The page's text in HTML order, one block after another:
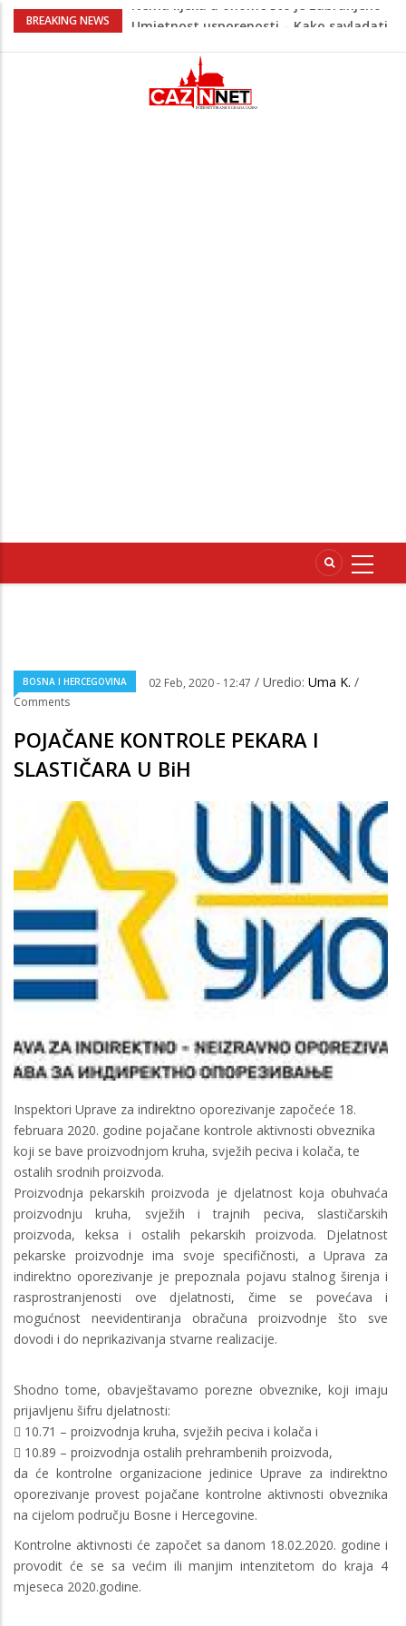
BREAKING NEWS
Umjetnost usporenosti – Kako savladati
Maloljetnik u policijskoj stanici napao
policajca i oštetio vrata
Razmišljate koji automobil kupiti? Nova
BOSNA I HERCEGOVINA 02 Feb, 2020 - 12:47 / Uredio: Uma K. /
Comments
POJAČANE KONTROLE PEKARA I
SLASTIČARA U BiH
Inspektori Uprave za indirektno oporezivanje započeće 18.
februara 2020. godine pojačane kontrole aktivnosti obveznika
koji se bave proizvodnjom kruha, svježih peciva i kolača, te
ostalih srodnih proizvoda.
Proizvodnja pekarskih proizvoda je djelatnost koja obuhvaća
proizvodnju kruha, svježih i trajnih peciva, slastičarskih
proizvoda, keksa i ostalih pekarskih proizvoda. Djelatnost
pekarske proizvodnje ima svoje specifičnosti, a Uprava za
indirektno oporezivanje je prepoznala pojavu stalnog širenja i
rasprostranjenosti ove djelatnosti, čime se povećava i
mogućnost neevidentiranja obračuna proizvodnje što sve
dovodi i do neprikazivanja stvarne realizacije.
Shodno tome, obavještavamo porezne obveznike, koji imaju
prijavljenu šifru djelatnosti:
 10.71 – proizvodnja kruha, svježih peciva i kolača i
 10.89 – proizvodnja ostalih prehrambenih proizvoda,
da će kontrolne organizacione jedinice Uprave za indirektno
oporezivanje provest pojačane kontrolne aktivnosti obveznika
na cijelom području Bosne i Hercegovine.
Kontrolne aktivnosti će započet sa danom 18.02.2020. godine i
provodit će se sa većim ili manjim intenzitetom do kraja 4
mjeseca 2020.godine.